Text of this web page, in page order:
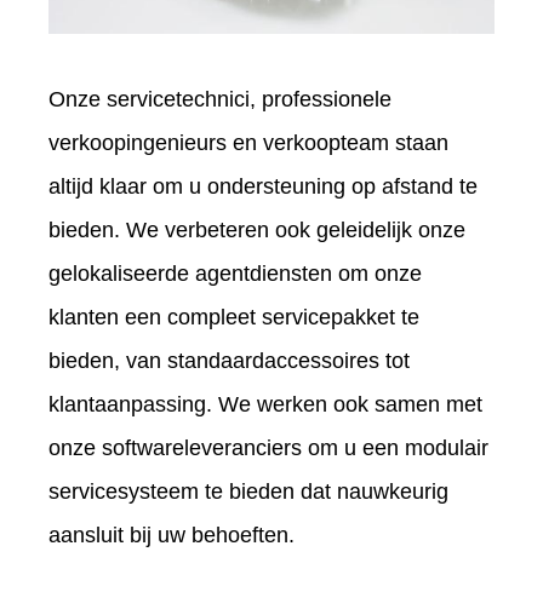
Onze servicetechnici, professionele
verkoopingenieurs en verkoopteam staan ​​
altijd klaar om u ondersteuning op afstand te
bieden. We verbeteren ook geleidelijk onze
gelokaliseerde agentdiensten om onze
klanten een compleet servicepakket te
bieden, van standaardaccessoires tot
klantaanpassing. We werken ook samen met
onze softwareleveranciers om u een modulair
servicesysteem te bieden dat nauwkeurig
aansluit bij uw behoeften.